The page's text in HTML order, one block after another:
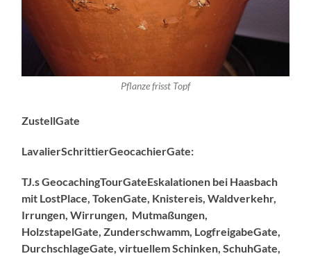
Pflanze frisst Topf
ZustellGate
LavalierSchrittierGeocachierGate:
TJ.s GeocachingTourGateEskalationen bei Haasbach
mit LostPlace, TokenGate, Knistereis, Waldverkehr,
Irrungen, Wirrungen, Mutmaßungen,
HolzstapelGate, Zunderschwamm, LogfreigabeGate,
DurchschlageGate, virtuellem Schinken, SchuhGate,